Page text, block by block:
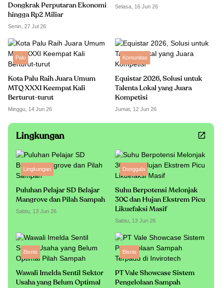
Dongkrak Perputaran Ekonomi
hingga Rp2 Miliar
Senin, 27 Jul 26
Selasa, 16 Jun 26
Palu
Kota Palu Raih Juara Umum
MTQ XXXI Keempat Kali
Berturut-turut
Minggu, 14 Jun 26
Komunitas
Equistar 2026, Solusi untuk
Talenta Lokal yang Juara
Kompetisi
Jumat, 12 Jun 26
Lingkungan
Lingkungan
Puluhan Pelajar SD Belajar
Mangrove dan Pilah Sampah
Sabtu, 13 Jun 26
Donggala
Suhu Berpotensi Melonjak
30C dan Hujan Ekstrem Picu
Likuefaksi Masif
Sabtu, 13 Jun 26
Bisnis
Wawali Imelda Sentil Sektor
Usaha yang Belum Optimal
Bisnis
PT Vale Showcase Sistem
Pengelolaan Sampah